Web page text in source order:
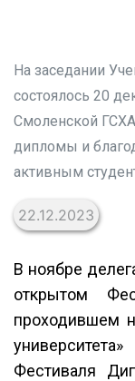
На заседании
состоялось 20
Смоленской
дипломы и
активным
22.12.2023
В ноябре
открытом
проходившем
Фестиваля